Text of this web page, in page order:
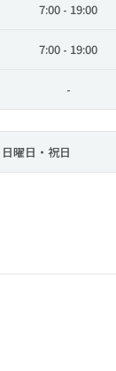
7:00 - 19:00
7:00 - 19:00
-
日曜日・祝日